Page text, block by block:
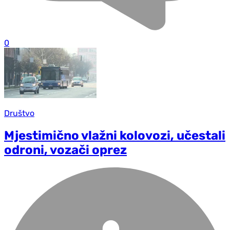
0
Društvo
Mjestimično vlažni kolovozi, učestali
odroni, vozači oprez